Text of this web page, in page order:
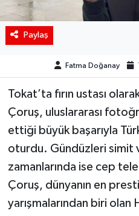
Paylaş
Fatma Doğanay
Tokat’ta fırın ustası
Çoruş, uluslararası
ettiği büyük başarıyla
oturdu. Gündüzleri simit
zamanlarında ise cep
Çoruş, dünyanın en
yarışmalarından biri
Yaşam